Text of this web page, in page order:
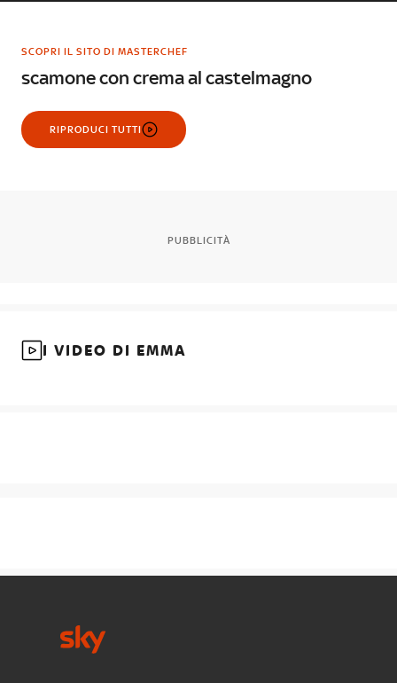
SCOPRI IL SITO DI MASTERCHEF
scamone con crema al castelmagno
RIPRODUCI TUTTI
PUBBLICITÀ
I VIDEO DI EMMA